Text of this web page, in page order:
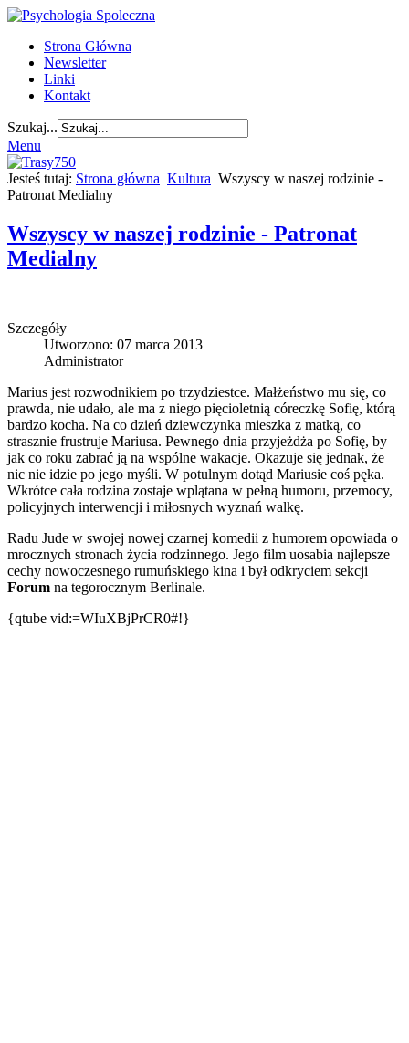
Strona Główna
Newsletter
Linki
Kontakt
Szukaj...
Menu
Jesteś tutaj: Strona główna Kultura Wszyscy w naszej rodzinie -
Patronat Medialny
Wszyscy w naszej rodzinie - Patronat
Medialny
Szczegóły
Utworzono: 07 marca 2013
Administrator
Marius jest rozwodnikiem po trzydziestce. Małżeństwo mu się, co
prawda, nie udało, ale ma z niego pięcioletnią córeczkę Sofię, którą
bardzo kocha. Na co dzień dziewczynka mieszka z matką, co
strasznie frustruje Mariusa. Pewnego dnia przyjeżdża po Sofię, by
jak co roku zabrać ją na wspólne wakacje. Okazuje się jednak, że
nic nie idzie po jego myśli. W potulnym dotąd Mariusie coś pęka.
Wkrótce cała rodzina zostaje wplątana w pełną humoru, przemocy,
policyjnych interwencji i miłosnych wyznań walkę.
Radu Jude w swojej nowej czarnej komedii z humorem opowiada o
mrocznych stronach życia rodzinnego. Jego film uosabia najlepsze
cechy nowoczesnego rumuńskiego kina i był odkryciem sekcji
Forum na tegorocznym Berlinale.
{qtube vid:=WIuXBjPrCR0#!}